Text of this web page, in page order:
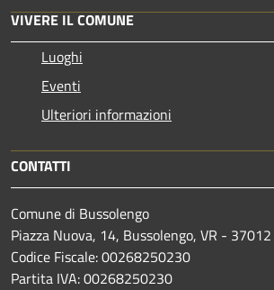
VIVERE IL COMUNE
Luoghi
Eventi
Ulteriori informazioni
CONTATTI
Comune di Bussolengo
Piazza Nuova, 14, Bussolengo, VR -
Codice Fiscale: 00268250230
Partita IVA: 00268250230